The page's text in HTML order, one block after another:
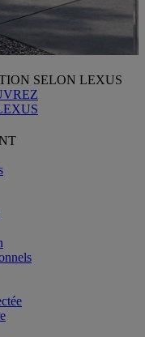
SELON LEXUS